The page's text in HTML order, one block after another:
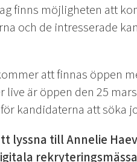
finns möjligheten att
och de intresserade
att finnas öppen
live är öppen den 25
kandidaterna att söka
lyssna till Annelie